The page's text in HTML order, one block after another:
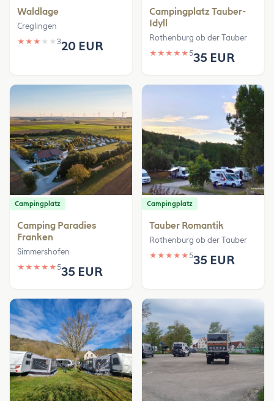
Waldlage
Creglingen
★ ★ ★ ★ ★ 320 EUR
Campingplatz Tauber-
Idyll
Rothenburg ob der Tauber
★ ★ ★ ★ ★535 EUR
Campingplatz
Camping Paradies
Franken
Simmershofen
★ ★ ★ ★ ★535 EUR
Campingplatz
Tauber Romantik
Rothenburg ob der Tauber
★ ★ ★ ★ ★535 EUR